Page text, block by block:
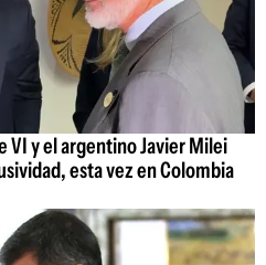
VI y el argentino Javier Milei
esta vez en Colombia